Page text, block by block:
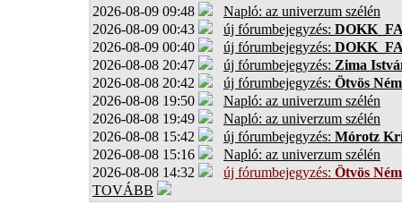
2026-08-09 09:48
Napló: az univerzum szélén
2026-08-09 00:43
új fórumbejegyzés:
2026-08-09 00:40
új fórumbejegyzés:
2026-08-08 20:47
új fórumbejegyzés: Zima
2026-08-08 20:42
új fórumbejegyzés: Ötvös
2026-08-08 19:50
Napló: az univerzum szélén
2026-08-08 19:49
Napló: az univerzum szélén
2026-08-08 15:42
új fórumbejegyzés: Mórotz
2026-08-08 15:16
Napló: az univerzum szélén
2026-08-08 14:32
új fórumbejegyzés: Ötvös
TOVÁBB